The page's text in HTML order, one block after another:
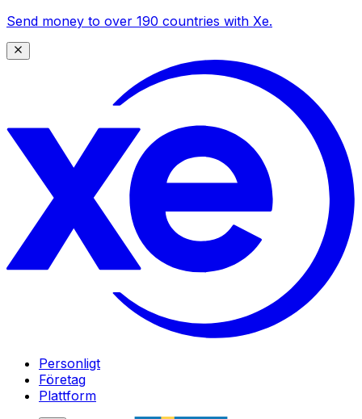
Send money to over 190 countries with Xe.
Personligt
Företag
Plattform